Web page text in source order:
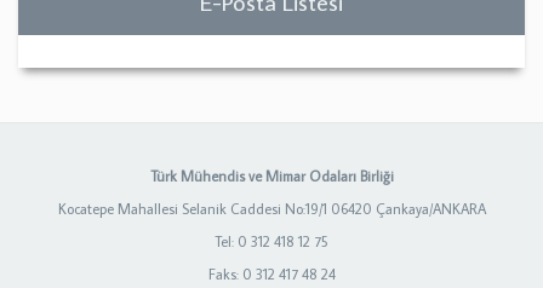
Türk Mühendis ve Mimar Odaları Birliği
Kocatepe Mahallesi Selanik Caddesi No:19/1 06420 Çankaya/ANKARA
Tel: 0 312 418 12 75
Faks: 0 312 417 48 24